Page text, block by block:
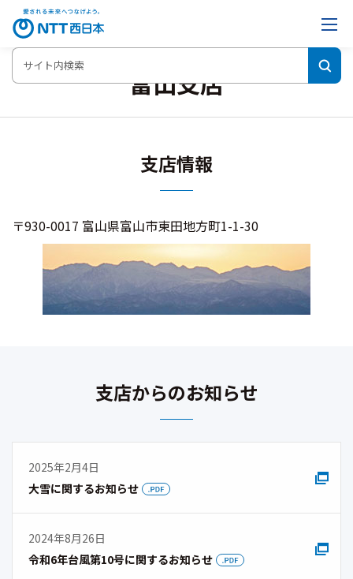
富山支店
支店情報
〒930-0017 富山県富山市東田地方町1-1-30
支店からのお知らせ
2025年2月4日
大雪に関するお知らせ
2024年8月26日
令和6年台風第10号に関するお知らせ